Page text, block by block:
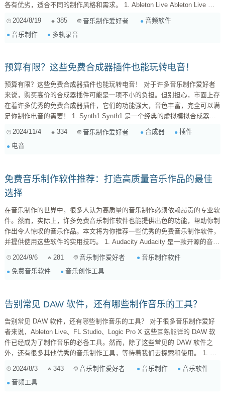
各有优劣，适合不同的制作风格和需求。 1. Ableton Live Ableton Live 以
其灵活的循环工作流程和强大的现场表演功能而闻名。它非常适合电子音乐
制作，但也能够胜任其他类型的音乐制作。其独特的会话视图（Session
View）允许你将片段排列成网格，并实时触发它...
2024/8/19 385 音乐制作爱好者
音频软件
音乐制作
多轨录音
预算有限？这些免费合成器插件也能玩转电音！
预算有限？这些免费合成器插件也能玩转电音！ 对于许多音乐制作爱好者
来说，购买高价的合成器插件可能是一项不小的负担。但别担心，市面上存
在着许多优秀的免费合成器插件，它们的功能强大，音色丰富，完全可以满
足你制作电音的需要！ 1. Synth1 Synth1 是一个经典的虚拟模拟合成器插
件，它拥有简洁的界面和强大的功能，可以模拟出多种经典合成器的声音，
例如 Roland TB-303、Moog Minimoog 等。它拥有多种波形、滤波器、调
制器和效果器，可以让你轻松地创造出各种各样的声音。 2. TAL-U-No-LX
2024/11/4 334 音乐制作爱好者 合成器
插件
电音
免费音乐制作软件推荐：打造高质量音乐作品的最佳
选择
在音乐制作的世界中，很多人认为高质量的音乐制作必须依赖昂贵的专业软
件。然而，实际上，许多免费音乐制作软件也能提供出色的功能，帮助你制
作出令人惊叹的音乐作品。本文将为你推荐一些优秀的免费音乐制作软件，
并提供使用这些软件的实用技巧。 1. Audacity Audacity 是一款开源的音频
管界面简单，但它的强大功能使其成为音乐制作爱好者的理想选择。特别适
合进行音频录制和后期处理。 2. Cakewalk by BandLab ...
2024/9/6 281 音乐制作爱好者
音乐制作软件
免费音乐软件
音乐创作工具
告别常见 DAW 软件，还有哪些制作音乐的工具？
告别常见 DAW 软件，还有哪些制作音乐的工具？ 对于很多音乐制作爱好
者来说，Ableton Live、FL Studio、Logic Pro X 这些耳熟能详的 DAW 软
件已经成为了制作音乐的必备工具。然而，除了这些常见的 DAW 软件之
外，还有很多其他优秀的音乐制作工具，等待着我们去探索和使用。 1. 非
的音乐制作软件，它采用的是独特的“虚拟乐器”和“音序器”组合，为音乐制
作提供了与传统 DAW ...
2024/8/3 343 音乐制作爱好者 音乐制作
音乐软件
音频工具